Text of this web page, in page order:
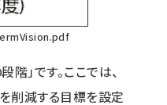
」です。ここでは、
削減する目標を設定